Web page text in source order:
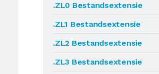
.ZL0 Bestandsextensie
.ZL1 Bestandsextensie
.ZL2 Bestandsextensie
.ZL3 Bestandsextensie